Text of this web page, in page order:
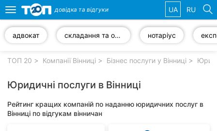
компанії
Популярні
рубрики:
Toggle
navigation
довідка та відгуки UA RU
адвокат складання та оформлення документів нотаріус
ТОП 20 Компанії Вінниці Бізнес послуги у Вінниці
Юридичні послуги в Вінниці
Рейтинг кращих компаній по наданню юридичних послуг в
Вінниці по відгукам вінничан